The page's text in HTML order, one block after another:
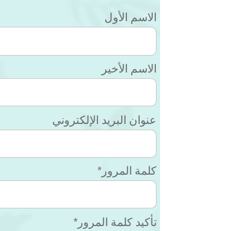
الاسم الأول
الاسم الأخير
عنوان البريد الإلكتروني
كلمة المرور *
تأكيد كلمة المرور *